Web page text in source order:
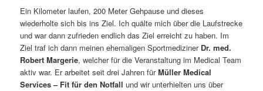
Ein Kilometer laufen, 200 Meter Gehpause und dieses
wiederholte sich bis ins Ziel. Ich quälte mich über die Laufstrecke
und war dann zufrieden endlich das Ziel erreicht zu haben. Im
Ziel traf ich dann meinen ehemaligen Sportmediziner Dr. med.
Robert Margerie, welcher für die Veranstaltung im Medical Team
aktiv war. Er arbeitet seit drei Jahren fürMüller Medical
Services – Fit für den Notfall und wir unterhielten uns über